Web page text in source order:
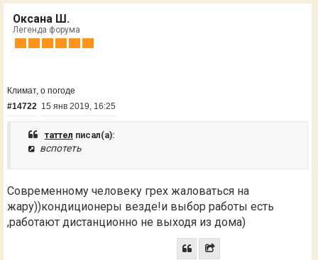
Оксана Ш.
Легенда форума
Климат, о погоде
#14722 15 янв 2019, 16:25
таттел писал(а):
вспотеть
Современному человеку грех жаловаться на
жару))кондиционеры везде!и выбор работы есть
,работают дистанционно не выходя из дома)